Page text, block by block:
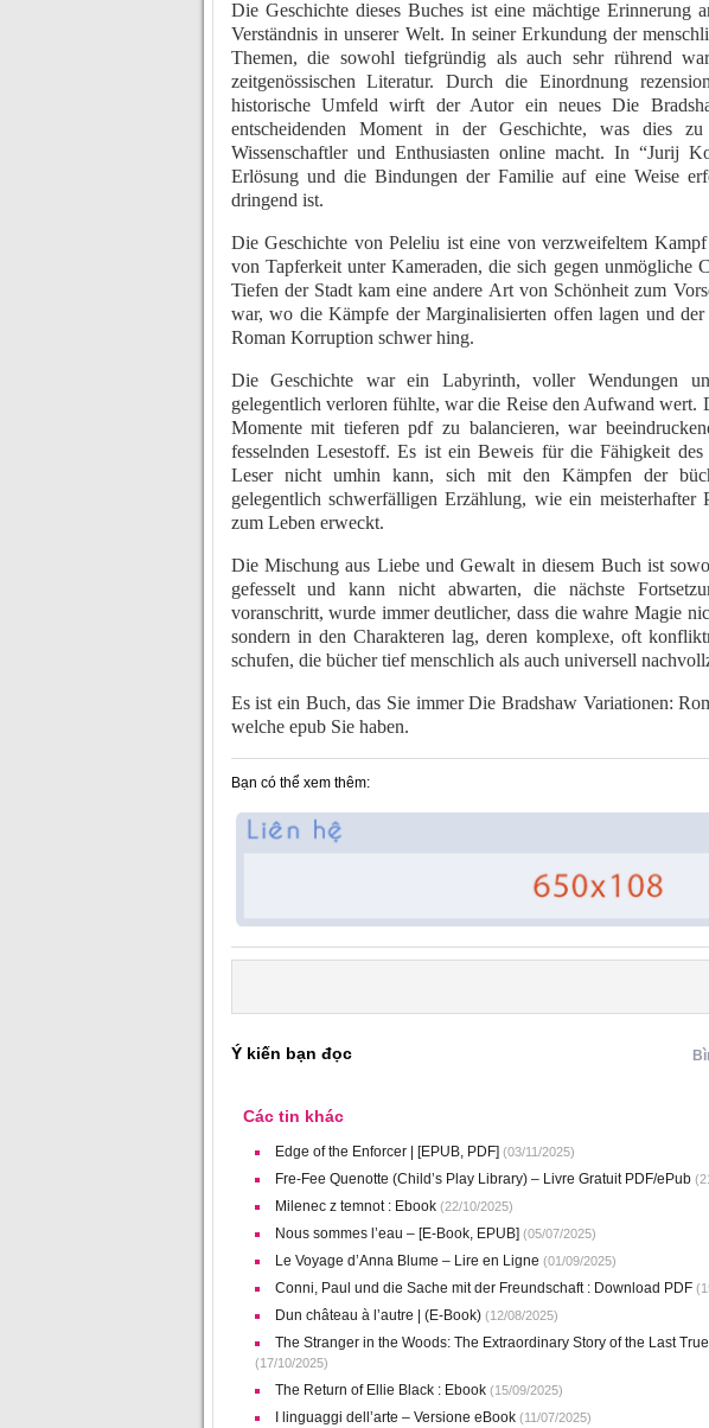
Die Geschichte dieses Buches ist eine mächtige Erinnerung
Verständnis in unserer Welt. In seiner Erkundung der
Themen, die sowohl tiefgründig als auch sehr rührend
zeitgenössischen Literatur. Durch die Einordnung
historische Umfeld wirft der Autor ein neues Die
entscheidenden Moment in der Geschichte, was dies
Wissenschaftler und Enthusiasten online macht. In “Jurij
Erlösung und die Bindungen der Familie auf eine Weise
dringend ist.
Die Geschichte von Peleliu ist eine von verzweifeltem Kampf
von Tapferkeit unter Kameraden, die sich gegen unmögliche
Tiefen der Stadt kam eine andere Art von Schönheit zum
war, wo die Kämpfe der Marginalisierten offen lagen und
Roman Korruption schwer hing.
Die Geschichte war ein Labyrinth, voller Wendungen
gelegentlich verloren fühlte, war die Reise den Aufwand wert.
Momente mit tieferen pdf zu balancieren, war
fesselnden Lesestoff. Es ist ein Beweis für die Fähigkeit des
Leser nicht umhin kann, sich mit den Kämpfen der
gelegentlich schwerfälligen Erzählung, wie ein meisterhafter
zum Leben erweckt.
Die Mischung aus Liebe und Gewalt in diesem Buch ist
gefesselt und kann nicht abwarten, die nächste
voranschritt, wurde immer deutlicher, dass die wahre Magie
sondern in den Charakteren lag, deren komplexe, oft
schufen, die bücher tief menschlich als auch universell
Es ist ein Buch, das Sie immer Die Bradshaw Variationen:
welche epub Sie haben.
Bạn có thể xem thêm:
Ý kiến bạn đọc
Các tin khác
Edge of the Enforcer | [EPUB, PDF] (03/11/2025)
Fre-Fee Quenotte (Child’s Play Library) – Livre Gratuit PDF/ePub
Milenec z temnot : Ebook(22/10/2025)
Nous sommes l’eau – [E-Book, EPUB] (05/07/2025)
Le Voyage d’Anna Blume – Lire en Ligne (01/09/2025)
Conni, Paul und die Sache mit der Freundschaft : Download PDF
Dun château à l’autre | (E-Book)(12/08/2025)
The Stranger in the Woods: The Extraordinary Story of the Last
(17/10/2025)
The Return of Ellie Black : Ebook(15/09/2025)
I linguaggi dell’arte – Versione eBook(11/07/2025)